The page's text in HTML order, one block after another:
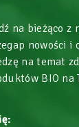
na bieżąco z
nowości i
na temat
BIO na